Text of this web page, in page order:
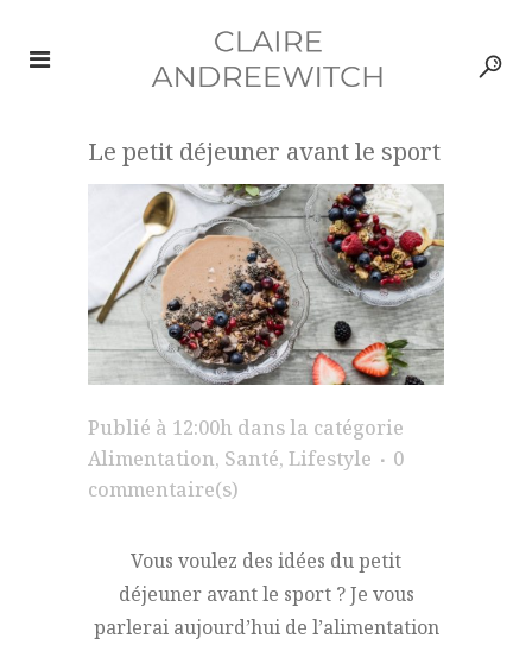
Le petit déjeuner avant le sport
Publié à 12:00h dans la catégorie
Alimentation, Santé, Lifestyle
0
commentaire(s)
Vous voulez des idées du petit
déjeuner avant le sport ? Je vous
parlerai aujourd’hui de l’alimentation